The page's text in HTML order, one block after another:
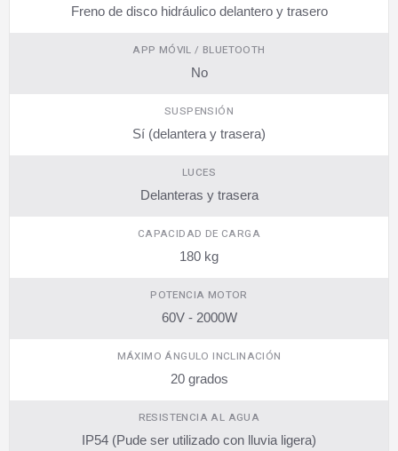
Freno de disco hidráulico delantero y trasero
APP MÓVIL / BLUETOOTH
No
SUSPENSIÓN
Sí (delantera y trasera)
LUCES
Delanteras y trasera
CAPACIDAD DE CARGA
180 kg
POTENCIA MOTOR
60V - 2000W
MÁXIMO ÁNGULO INCLINACIÓN
20 grados
RESISTENCIA AL AGUA
IP54 (Pude ser utilizado con lluvia ligera)